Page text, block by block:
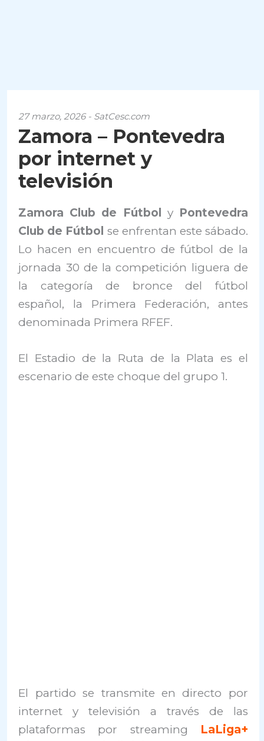
27 marzo, 2026 - SatCesc.com
Zamora – Pontevedra
por internet y
televisión
Zamora Club de Fútbol yPontevedra
Club de Fútbol se enfrentan este sábado.
Lo hacen en encuentro de fútbol de la
jornada 30 de la competición liguera de
la categoría de bronce del fútbol
español, la Primera Federación, antes
denominada Primera RFEF.
El Estadio de la Ruta de la Plata es el
escenario de este choque del grupo 1.
El partido se transmite en directo por
internet y televisión a través de las
plataformas por streaming LaLiga+